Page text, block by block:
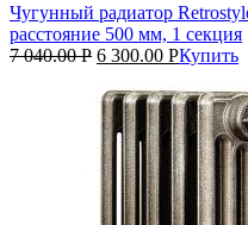
Чугунный радиатор
расстояние 500 мм, 1 секция
7 040.00Р 6 300.00 РКупить